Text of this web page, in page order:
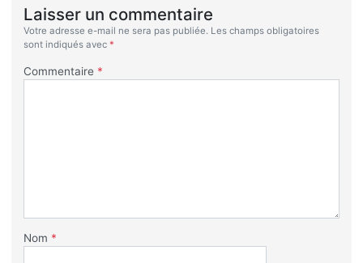
Laisser un commentaire
Votre adresse e-mail ne sera pas publiée. Les champs obligatoires
sont indiqués avec *
Commentaire *
Nom *